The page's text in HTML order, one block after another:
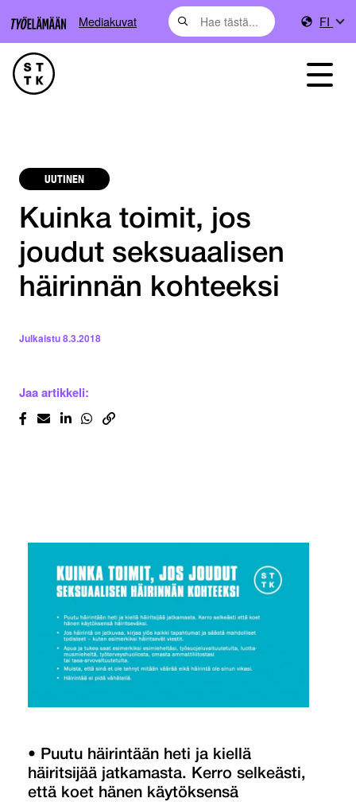
Mediakuvat FI
UUTINEN
Kuinka toimit, jos
joudut seksuaalisen
häirinnän kohteeksi
Julkaistu8.3.2018
Jaa artikkeli:
• Puutu häirintään heti ja kiellä
häiritsijää jatkamasta. Kerro selkeästi,
että koet hänen käytöksensä